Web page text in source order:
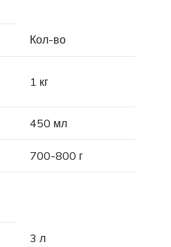
Кол-во
1 кг
450 мл
700-800 г
3 л